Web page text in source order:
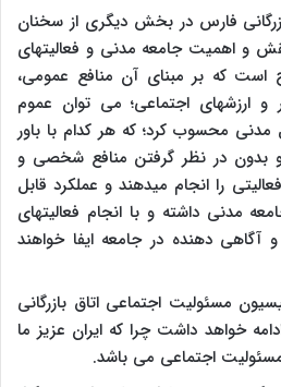
فارس در بخش دیگری از سخنان
و اهمیت جامعه مدنی و فعالیتهای
که بر مبنای آن منافع عمومی،
ارزشهای اجتماعی؛ می توان عموم
مدنی محسوب کرد؛ که هر کدام با باور
بدون در نظر گرفتن منافع شخصی و
را انجام میدهند و عملکرد قابل
مدنی داشته و با انجام فعالیتهای
دهنده در جامعه ایفا خواهند
مسئولیت اجتماعی اتاق بازرگانی
خواهد داشت چرا که ایران عزیز ما
اجتماعی می باشد.